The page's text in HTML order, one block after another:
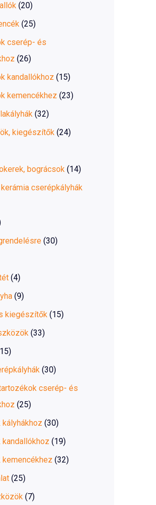
(20)
(25)
cserép- és
(26)
kandallókhoz (15)
kemencékhez (23)
(32)
kiegészítők (24)
bográcsok (14)
cserépkályhák
(30)
(4)
(9)
kiegészítők (15)
(33)
(30)
cserép- és
(25)
(30)
(19)
(32)
(25)
(7)